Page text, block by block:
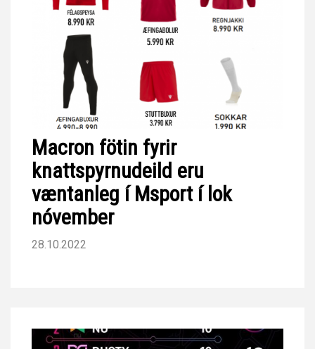
Macron fötin fyrir
knattspyrnudeild eru
væntanleg í Msport í lok
nóvember
28.10.2022